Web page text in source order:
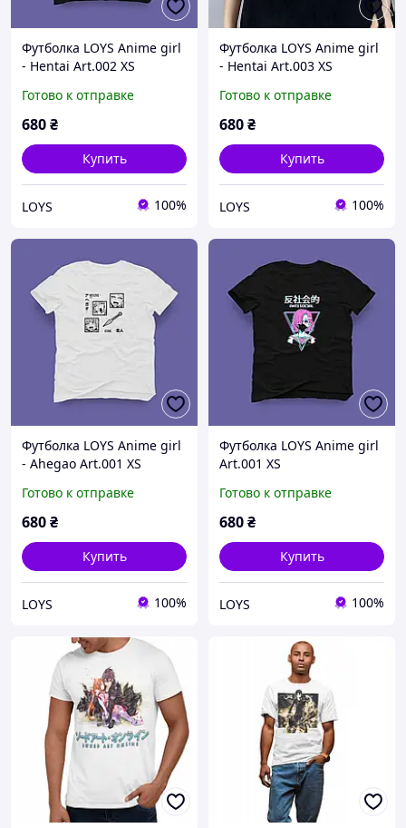
Футболка LOYS Anime girl
- Hentai Art.002 XS
Готово к отправке
680₴
Купить
LOYS 100%
Футболка LOYS Anime girl
- Hentai Art.003 XS
Готово к отправке
680₴
Купить
LOYS 100%
Футболка LOYS Anime girl
- Ahegao Art.001 XS
Готово к отправке
680₴
Купить
LOYS 100%
Футболка LOYS Anime girl
Art.001 XS
Готово к отправке
680₴
Купить
LOYS 100%